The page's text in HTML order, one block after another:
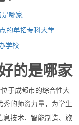
哪家
的单招专科大学
学校
的是哪家
于成都市的综合性大
的师资力量，为学生
息技术、智能制造、旅